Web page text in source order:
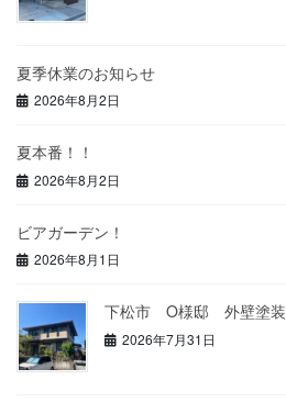
夏季休業のお知らせ
2026年8月2日
夏本番！！
2026年8月2日
ビアガーデン！
2026年8月1日
下松市 O様邸 外壁塗装
2026年7月31日